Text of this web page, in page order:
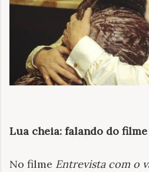
Lua cheia: falando do filme
No filme Entrevista com o